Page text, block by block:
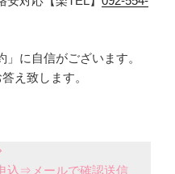
に自信がございます。
え致します。
込⇒メールで確認送信